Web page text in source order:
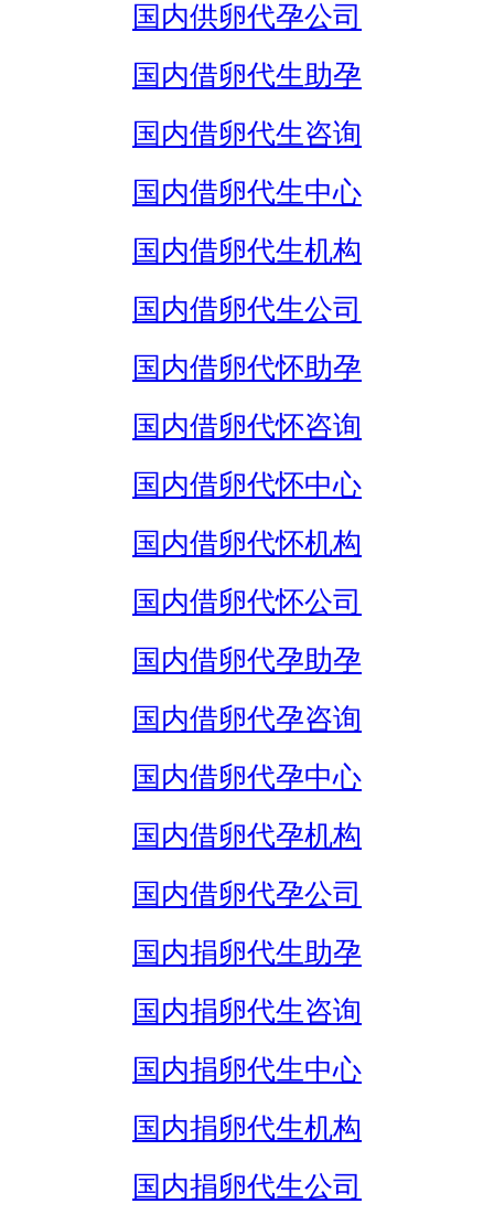
国内供卵代孕公司
国内借卵代生助孕
国内借卵代生咨询
国内借卵代生中心
国内借卵代生机构
国内借卵代生公司
国内借卵代怀助孕
国内借卵代怀咨询
国内借卵代怀中心
国内借卵代怀机构
国内借卵代怀公司
国内借卵代孕助孕
国内借卵代孕咨询
国内借卵代孕中心
国内借卵代孕机构
国内借卵代孕公司
国内捐卵代生助孕
国内捐卵代生咨询
国内捐卵代生中心
国内捐卵代生机构
国内捐卵代生公司